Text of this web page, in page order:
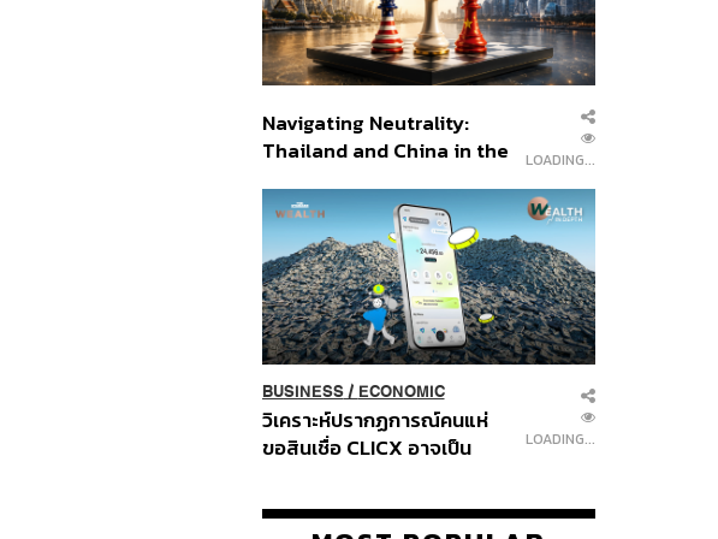
Navigating Neutrality:
Thailand and China in the
Order
BUSINESS/ ECONOMIC
วิเคราะห์ปรากฏการณ์คนแห่
ขอสินเชื่อ CLICX อาจเป็น
ปัญหาหนี้ครัวเรือนไทยที่ถูกซุก